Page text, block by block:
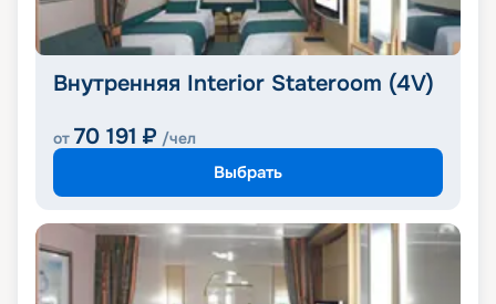
Внутренняя Interior Stateroom (4V)
от 70 191 ₽ /чел
Выбрать